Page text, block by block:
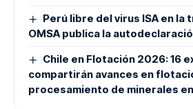
Perú libre del virus ISA en la
OMSA publica la
Chile en Flotación 2026: 16
compartirán avances en
procesamiento de minerales